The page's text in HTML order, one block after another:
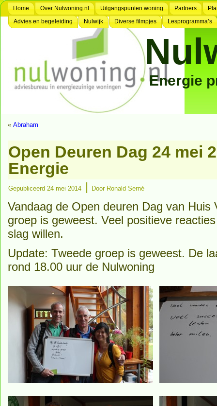
Home Over Nulwoning.nl Uitgangspunten woning Partners
Advies en begeleiding
Nulwijk Diverse filmpjes Lesprogramma’s
Energie
« Abraham
Open Deuren Dag 24 mei
Energie
Gepubliceerd 24 mei 2014 | Door Ronald Serné
Vandaag de Open deuren Dag van
groep is geweest. Veel positieve
slag willen.
Update: Tweede groep is geweest. De
rond 18.00 uur de Nulwoning